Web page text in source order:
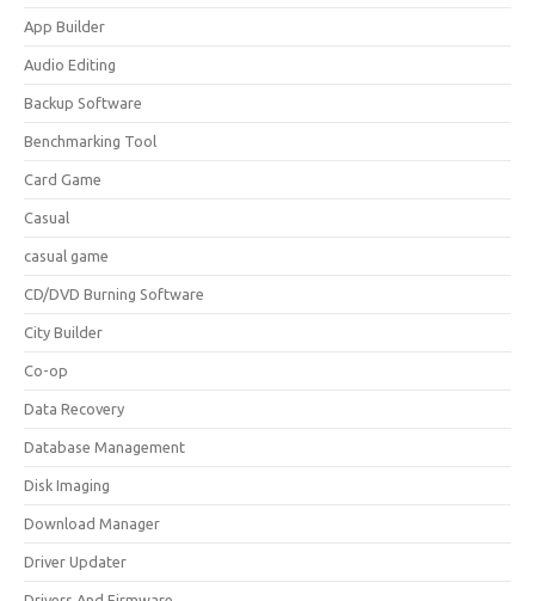
App Builder
Audio Editing
Backup Software
Benchmarking Tool
Card Game
Casual
casual game
CD/DVD Burning Software
City Builder
Co-op
Data Recovery
Database Management
Disk Imaging
Download Manager
Driver Updater